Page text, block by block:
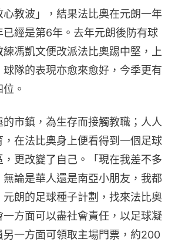
教波」，結果法比奧在元朗一年
已經是第6年。去年元朗後防有球
馮凱文便改派法比奧踢中堅，上
球隊的表現亦愈來愈好，今季更有
。
市鎮，為生存而接觸教職；人人
在法比奧身上便看得到一個足球
，更改變了自己。「現在我差不多
論是華人還是南亞小朋友，我都
朗的足球種子計劃，找來法比奧
方面可以盡社會責任，以足球凝
另一方面可領取主場門票，約200